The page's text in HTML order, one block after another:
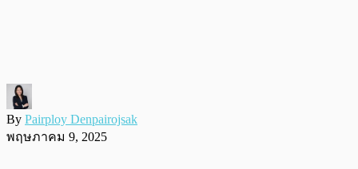
By Pairploy Denpairojsak
พฤษภาคม 9, 2025